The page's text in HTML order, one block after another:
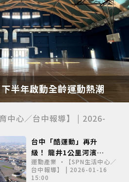
半年啟動全齡運動熱潮
中心／台中報導】 | 2026-
台中「酷運動」再升
級！ 龍井1公里河濱運
動廊帶華麗變身
運動產業 •【SPN生活中心／
台中報導】 | 2026-01-16
15:00